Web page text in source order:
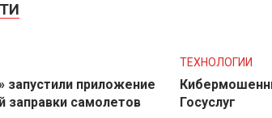
запустили приложение
заправки самолетов
ТЕХНОЛОГИИ
Госуслуг